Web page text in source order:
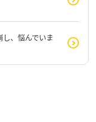
、悩んでいま